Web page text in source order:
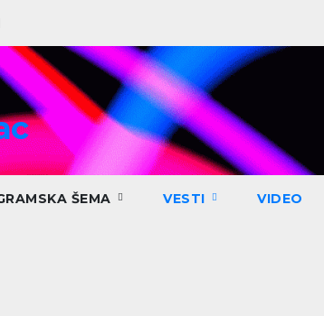
ŠEMA VESTI VIDEO